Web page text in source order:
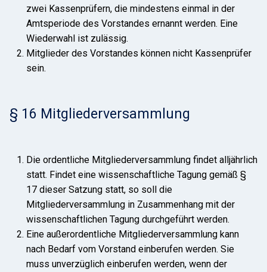
zwei Kassenprüfern, die mindestens einmal in der
Amtsperiode des Vorstandes ernannt werden. Eine
Wiederwahl ist zulässig.
Mitglieder des Vorstandes können nicht Kassenprüfer
sein.
§ 16 Mitgliederversammlung
Die ordentliche Mitgliederversammlung findet alljährlich
statt. Findet eine wissenschaftliche Tagung gemäß §
17 dieser Satzung statt, so soll die
Mitgliederversammlung in Zusammenhang mit der
wissenschaftlichen Tagung durchgeführt werden.
Eine außerordentliche Mitgliederversammlung kann
nach Bedarf vom Vorstand einberufen werden. Sie
muss unverzüglich einberufen werden, wenn der